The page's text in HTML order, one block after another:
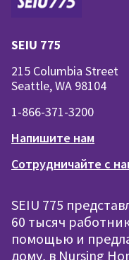
SEIU 775
215 Columbia Street
Seattle, WA 98104
1-866-371-3200
Напишите нам
Сотрудничайте с
SEIU 775
60 тысяч
помощью и
дому, в Nursing